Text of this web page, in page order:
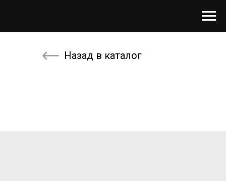
Назад в каталог